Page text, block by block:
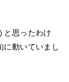
と思ったわけ
に動いていまし